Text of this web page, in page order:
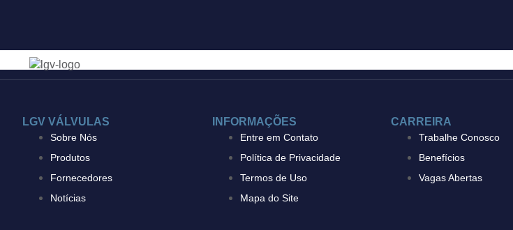
LGV VÁLVULAS
Sobre Nós
Produtos
Fornecedores
Notícias
INFORMAÇÕES
Entre em Contato
Política de Privacidade
Termos de Uso
Mapa do Site
CARREIRA
Trabalhe Conosco
Benefícios
Vagas Abertas